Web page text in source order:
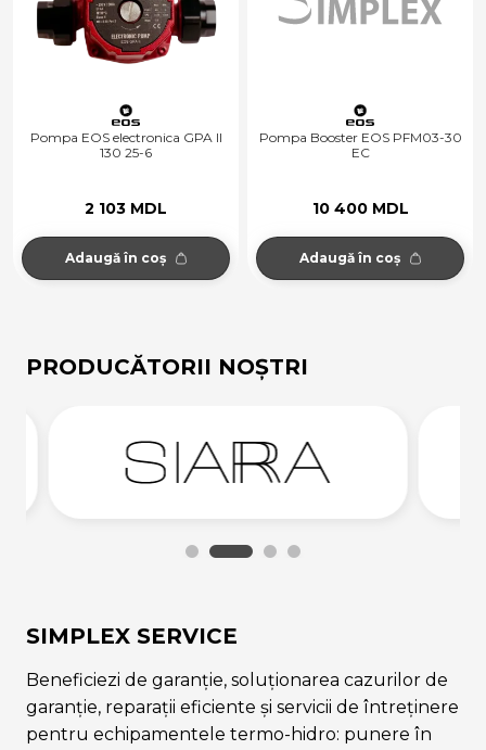
Pompa EOS electronica GPA II
130 25-6
2 103 MDL
Adaugă în coș
Pompa Booster EOS PFM03-30
EC
10 400 MDL
Adaugă în coș
PRODUCĂTORII NOȘTRI
SIMPLEX SERVICE
Beneficiezi de garanție, soluționarea cazurilor de
garanție, reparații eficiente și servicii de întreținere
pentru echipamentele termo-hidro: punere în